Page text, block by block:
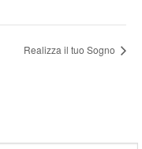
Realizza il tuo Sogno